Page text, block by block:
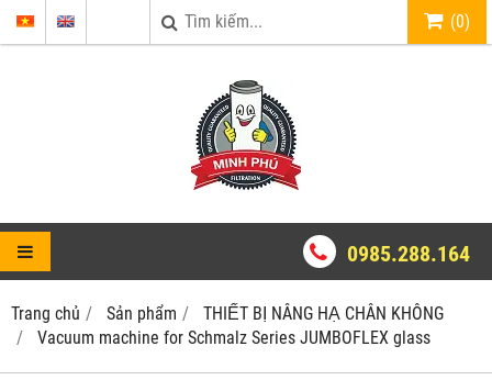
(0)
0985.288.164
Trang chủ Sản phẩm
THIẾT BỊ NÂNG HẠ CHÂN KHÔNG
Vacuum machine for Schmalz Series JUMBOFLEX glass